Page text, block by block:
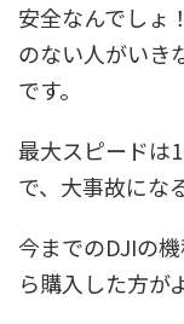
安全なんでしょ
のない人がいき
です。
最大スピードは
で、大事故にな
今までのDJIの
ら購入した方が